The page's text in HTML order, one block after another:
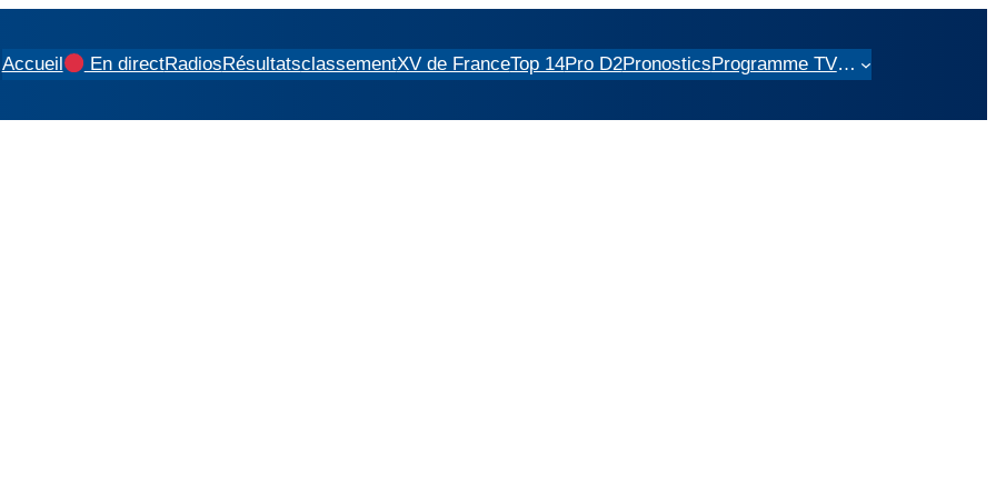
Accueil En directRadiosRésultatsclassementXV de FranceTop 14Pro D2PronosticsProgramme TV…